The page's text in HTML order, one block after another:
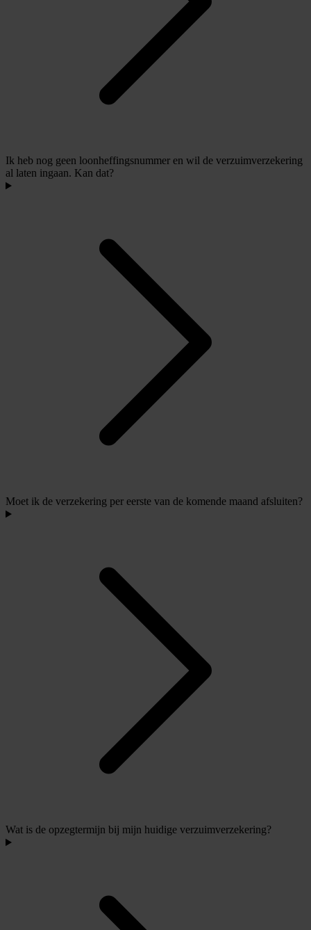
Ik heb nog geen loonheffingsnummer en wil de verzuimverzekering
al laten ingaan. Kan dat?
Moet ik de verzekering per eerste van de komende maand afsluiten?
Wat is de opzegtermijn bij mijn huidige verzuimverzekering?